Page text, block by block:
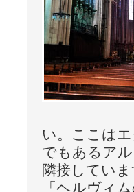
い。ここは
でもあるア
隣接していま
「ヘルヴィ